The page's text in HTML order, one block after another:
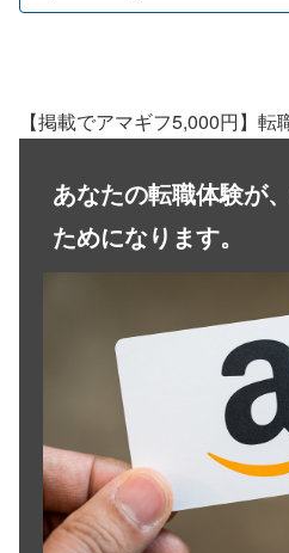
【掲載でアマギフ5,000円】
あなたの転職体験が
ためになります。